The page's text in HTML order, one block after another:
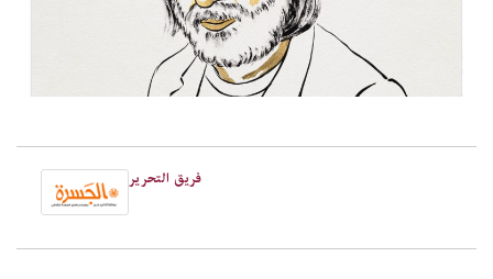
فريق التحرير